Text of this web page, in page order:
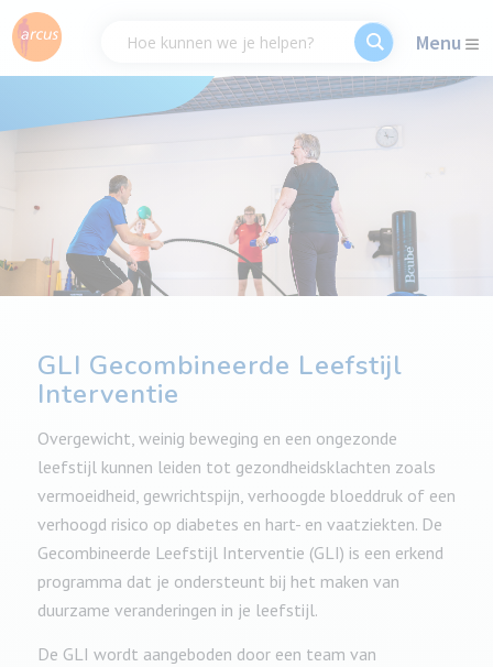
Menu
GLI Gecombineerde Leefstijl
Interventie
Overgewicht, weinig beweging en een ongezonde
leefstijl kunnen leiden tot gezondheidsklachten zoals
vermoeidheid, gewrichtspijn, verhoogde bloeddruk of een
verhoogd risico op diabetes en hart- en vaatziekten. De
Gecombineerde Leefstijl Interventie (GLI) is een erkend
programma dat je ondersteunt bij het maken van
duurzame veranderingen in je leefstijl.
De GLI wordt aangeboden door een team van